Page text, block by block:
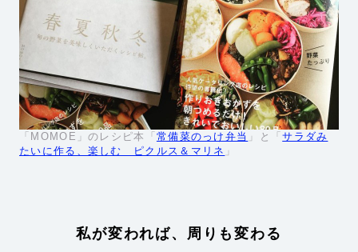
「MOMOE」のレシピ本「 常備菜のっけ弁当 」と「サラダみ
たいに作る、楽しむ ピクルス＆マリネ
私が変われば、周りも変わる